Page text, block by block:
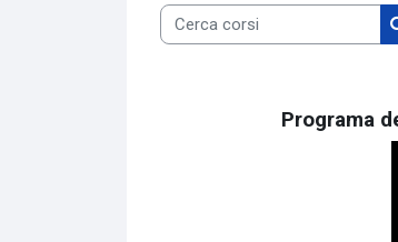
Cerca corsi
Programa